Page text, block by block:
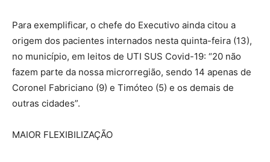
Para exemplificar, o chefe do Executivo ainda citou a
origem dos pacientes internados nesta quinta-feira (13),
no município, em leitos de UTI SUS Covid-19: “20 não
fazem parte da nossa microrregião, sendo 14 apenas de
Coronel Fabriciano (9) e Timóteo (5) e os demais de
outras cidades”.
MAIOR FLEXIBILIZAÇÃO